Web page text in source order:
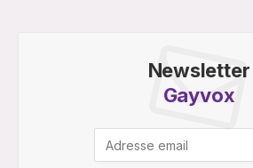
Newsletter
Gayvox